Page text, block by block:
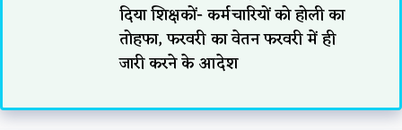
दिया शिक्षकों- कर्मचारियों को होली का
तोहफा, फरवरी का वेतन फरवरी में ही
जारी करने के आदेश